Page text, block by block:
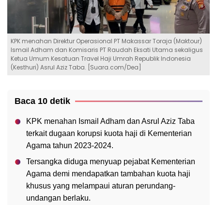
KPK menahan Direktur Operasional PT Makassar Toraja (Maktour)
Ismail Adham dan Komisaris PT Raudah Eksati Utama sekaligus
Ketua Umum Kesatuan Travel Haji Umrah Republik Indonesia
(Kesthuri) Asrul Aziz Taba. [Suara.com/Dea]
Baca 10 detik
KPK menahan Ismail Adham dan Asrul Aziz Taba
terkait dugaan korupsi kuota haji di Kementerian
Agama tahun 2023-2024.
Tersangka diduga menyuap pejabat Kementerian
Agama demi mendapatkan tambahan kuota haji
khusus yang melampaui aturan perundang-
undangan berlaku.